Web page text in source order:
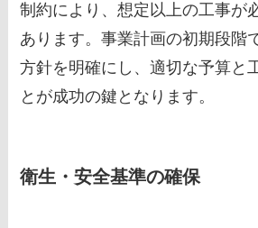
制約により、想定以上の工事が
あります。事業計画の初期段階
方針を明確にし、適切な予算と
とが成功の鍵となります。
衛生・安全基準の確保